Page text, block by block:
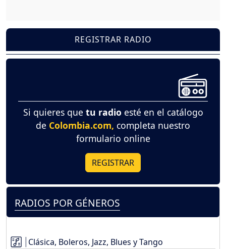
REGISTRAR RADIO
Si quieres que tu radio esté en el catálogo
de Colombia.com, completa nuestro
formulario online
REGISTRAR
RADIOS POR GÉNEROS
Clásica, Boleros, Jazz, Blues y Tango